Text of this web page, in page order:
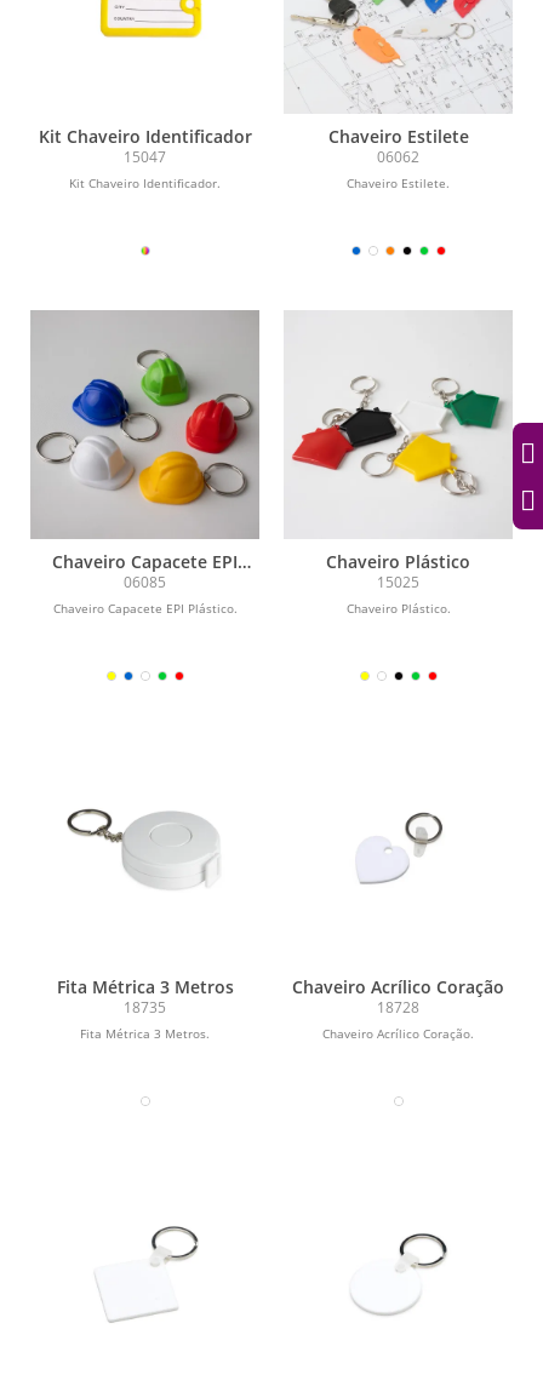
Kit Chaveiro Identificador
15047
Kit Chaveiro Identificador.
Chaveiro Estilete
06062
Chaveiro Estilete.
Chaveiro Capacete EPI
Plástico
06085
Chaveiro Capacete EPI Plástico.
Chaveiro Plástico
15025
Chaveiro Plástico.
Fita Métrica 3 Metros
18735
Fita Métrica 3 Metros.
Chaveiro Acrílico Coração
18728
Chaveiro Acrílico Coração.